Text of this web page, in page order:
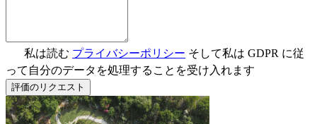
私は読む プライバシーポリシー そして私は GDPR に従
って自分のデータを処理することを受け入れます
評価のリクエスト